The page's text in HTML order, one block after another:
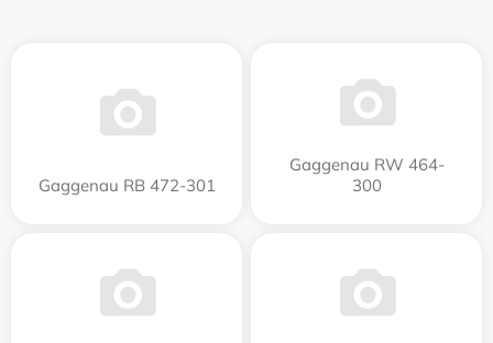
Gaggenau RB 472-301
Gaggenau RW 464-
300